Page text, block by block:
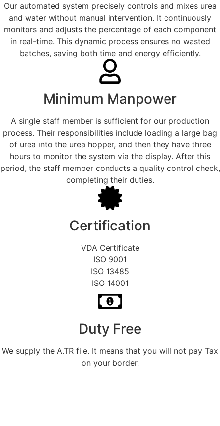
Our automated system precisely controls and mixes urea
and water without manual intervention. It continuously
monitors and adjusts the percentage of each component
in real-time. This dynamic process ensures no wasted
batches, saving both time and energy efficiently.
Minimum Manpower
A single staff member is sufficient for our production
process. Their responsibilities include loading a large bag
of urea into the urea hopper, and then they have three
hours to monitor the system via the display. After this
period, the staff member conducts a quality control check,
completing their duties.
Certification
VDA Certificate
ISO 9001
ISO 13485
ISO 14001
Duty Free
We supply the A.TR file. It means that you will not pay Tax
on your border.